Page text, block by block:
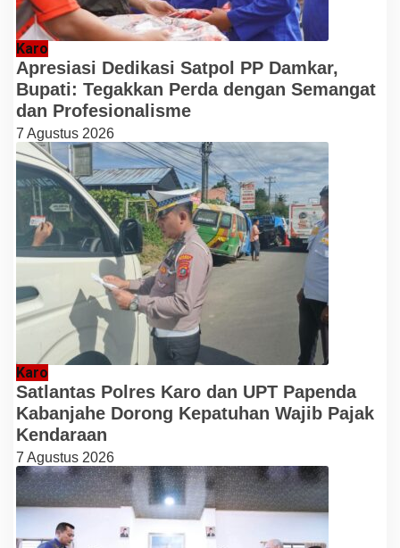
Karo
Apresiasi Dedikasi Satpol PP Damkar,
Bupati: Tegakkan Perda dengan Semangat
dan Profesionalisme
7 Agustus 2026
Karo
Satlantas Polres Karo dan UPT Papenda
Kabanjahe Dorong Kepatuhan Wajib Pajak
Kendaraan
7 Agustus 2026